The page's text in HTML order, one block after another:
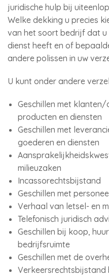
juridische hulp bij
Welke dekking u precies
van het soort bedrijf dat u
dienst heeft en of
andere polissen in uw
U kunt onder andere
Geschillen met
producten en diensten
Geschillen met
goederen en diensten
milieuzaken
Incassorechtsbijstand
Geschillen met
Verhaal van letsel- en
Telefonisch juridisch
Geschillen bij koop,
bedrijfsruimte
Geschillen met de
Verkeersrechtsbijstand